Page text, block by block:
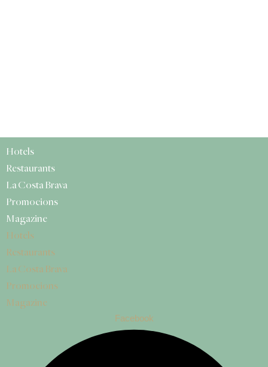
Hotels
Restaurants
La Costa Brava
Promocions
Magazine
Hotels
Restaurants
La Costa Brava
Promocions
Magazine
Facebook